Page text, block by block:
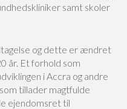
samt skoler
og dette er ændret
år. Et forhold som
i Accra og andre
tillader magtfulde
ejendomsret til